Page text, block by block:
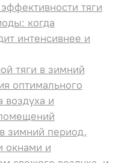
тяги
когда
интенсивнее и
тяги в зимний
оптимального
воздуха и
зимний период,
окнами и